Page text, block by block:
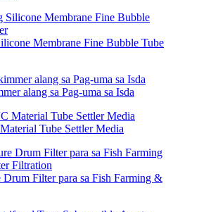
Membrane Fine Bubble Tube
alang sa Pag-uma sa Isda
Tube Settler Media
Drum Filter para sa Fish Farming &